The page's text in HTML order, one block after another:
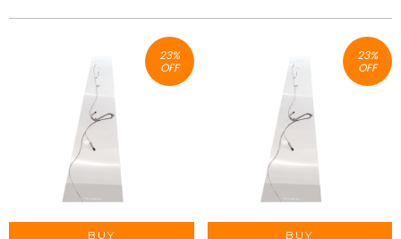
23%
OFF
23%
OFF